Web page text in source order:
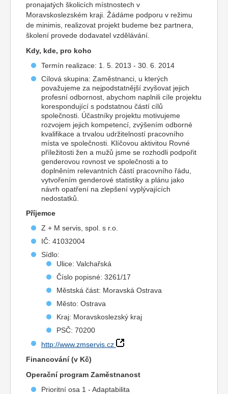
pronajatých školicích místnostech v
Moravskoslezském kraji. Žádáme podporu v režimu
de minimis, realizovat projekt budeme bez partnera,
školení provede dodavatel vzdělávání.
Kdy, kde, pro koho
Termín realizace: 1. 5. 2013 - 30. 6. 2014
Cílová skupina: Zaměstnanci, u kterých
považujeme za nejpodstatnější zvyšovat jejich
profesní odbornost, abychom naplnili cíle projektu
korespondující s podstatnou částí cílů
společnosti. Účastníky projektu motivujeme
rozvojem jejich kompetencí, zvýšením odborné
kvalifikace a trvalou udržitelností pracovního
místa ve společnosti. Klíčovou aktivitou Rovné
příležitosti žen a mužů jsme se rozhodli podpořit
genderovou rovnost ve společnosti a to
doplněním relevantních částí pracovního řádu,
vytvořením genderové statistiky a plánu jako
návrh opatření na zlepšení vyplývajících
nedostatků.
Příjemce
Z + M servis, spol. s r.o.
IČ: 41032004
Sídlo:
Ulice: Valchařská
Číslo popisné: 3261/17
Městská část: Moravská Ostrava
Město: Ostrava
Kraj: Moravskoslezský kraj
PSČ: 70200
http://www.zmservis.cz
Financování (v Kč)
Operační program Zaměstnanost
Prioritní osa 1 - Adaptabilita